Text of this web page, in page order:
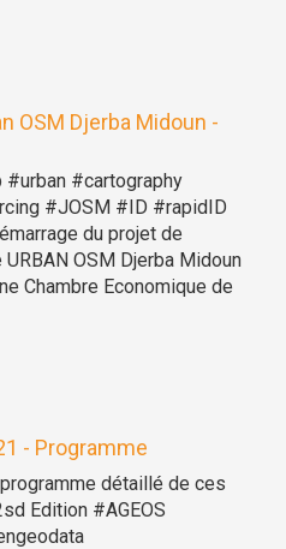
OSM Djerba Midoun -
#cartography
#JOSM #ID #rapidID
du projet de
OSM Djerba Midoun
Chambre Economique de
- Programme
détaillé de ces
Edition #AGEOS